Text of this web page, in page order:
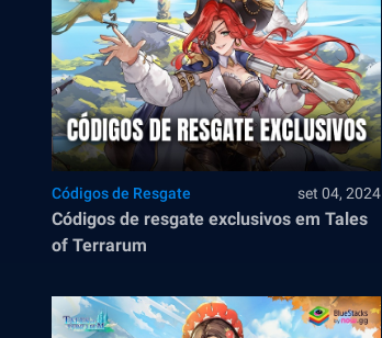
Códigos de Resgate set 04, 2024
Códigos de resgate exclusivos em Tales
of Terrarum